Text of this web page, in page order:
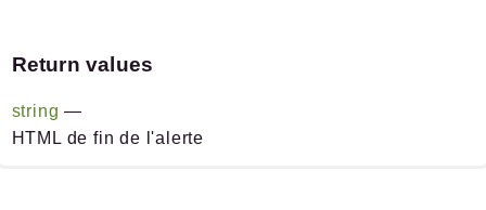
Return values
string —
HTML de fin de l'alerte